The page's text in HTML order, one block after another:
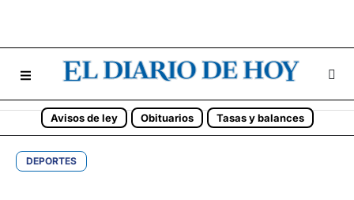
Avisos de ley Obituarios Tasas y balances
DEPORTES